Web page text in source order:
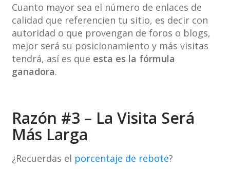
Cuanto mayor sea el número de enlaces de
calidad que referencien tu sitio, es decir con
autoridad o que provengan de foros o blogs,
mejor será su posicionamiento y más visitas
tendrá, así es que esta es la fórmula
ganadora.
Razón #3 – La Visita Será
Más Larga
¿Recuerdas el porcentaje de rebote?